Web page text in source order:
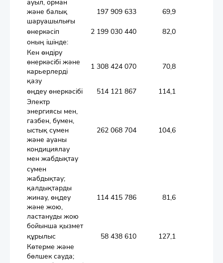
ауыл, орман
және балық
шаруашылығы
197 909 633 69,9
өнеркәсіп 2 199 030 440
82,0
оның ішінде:
Кен өндіру
өнеркәсібі және
карьерлерді
қазу
1 308 424 070 70,8
өңдеу өнеркәсібі 514 121 867
114,1
Электр
энергиясы мен,
газбен, бумен,
ыстық сумен
және ауаны
кондициялау
мен жабдықтау
262 068 704 104,6
сумен
жабдықтау;
қалдықтарды
жинау, өңдеу
және жою,
ластануды жою
бойынша қызмет
114 415 786 81,6
құрылыс 58 438 610
127,1
Көтерме және
бөлшек сауда;